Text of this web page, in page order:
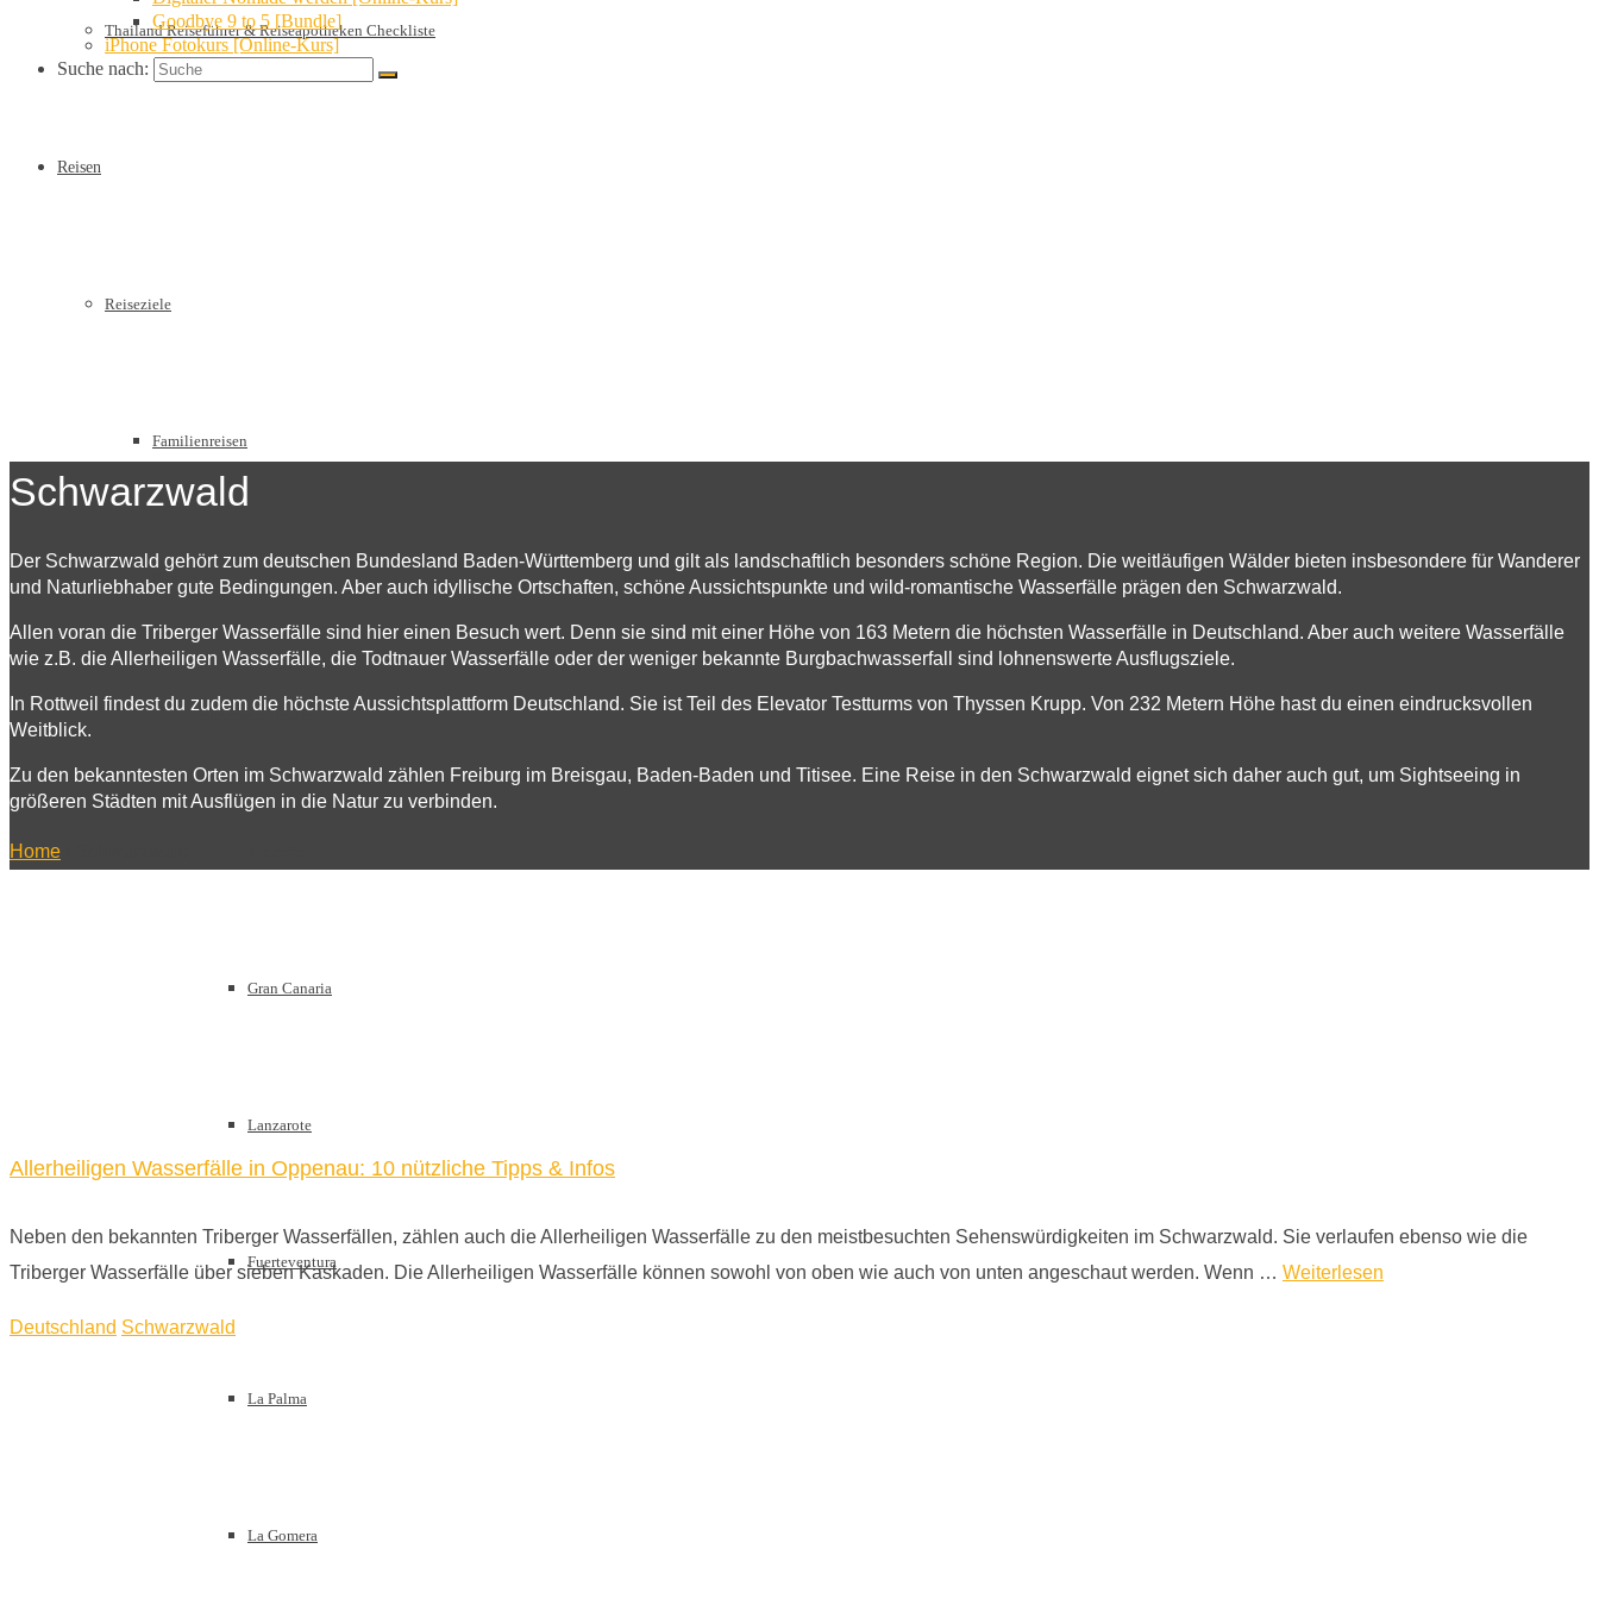
Thailand Reiseführer & Reiseapotheken Checkliste
Reisen
Reiseziele
Familienreisen
Kanarische Inseln
Gran Canaria
Lanzarote
Fuerteventura
La Palma
La Gomera
Goodbye 9 to 5 [Bundle]
iPhone Fotokurs [Online-Kurs]
Suche nach:
Schwarzwald
Der Schwarzwald gehört zum deutschen Bundesland Baden-Württemberg und gilt als landschaftlich besonders schöne Region. Die weitläufigen Wälder bieten insbesondere für Wanderer
und Naturliebhaber gute Bedingungen. Aber auch idyllische Ortschaften, schöne Aussichtspunkte und wild-romantische Wasserfälle prägen den Schwarzwald.
Allen voran die Triberger Wasserfälle sind hier einen Besuch wert. Denn sie sind mit einer Höhe von 163 Metern die höchsten Wasserfälle in Deutschland. Aber auch weitere Wasserfälle
wie z.B. die Allerheiligen Wasserfälle, die Todtnauer Wasserfälle oder der weniger bekannte Burgbachwasserfall sind lohnenswerte Ausflugsziele.
In Rottweil findest du zudem die höchste Aussichtsplattform Deutschland. Sie ist Teil des Elevator Testturms von Thyssen Krupp. Von 232 Metern Höhe hast du einen eindrucksvollen
Weitblick.
Zu den bekanntesten Orten im Schwarzwald zählen Freiburg im Breisgau, Baden-Baden und Titisee. Eine Reise in den Schwarzwald eignet sich daher auch gut, um Sightseeing in
größeren Städten mit Ausflügen in die Natur zu verbinden.
Home
Allerheiligen Wasserfälle in Oppenau: 10 nützliche Tipps & Infos
Neben den bekannten Triberger Wasserfällen, zählen auch die Allerheiligen Wasserfälle zu den meistbesuchten Sehenswürdigkeiten im Schwarzwald. Sie verlaufen ebenso wie die
Triberger Wasserfälle über sieben Kaskaden. Die Allerheiligen Wasserfälle können sowohl von oben wie auch von unten angeschaut werden. Wenn … Weiterlesen
Deutschland Schwarzwald